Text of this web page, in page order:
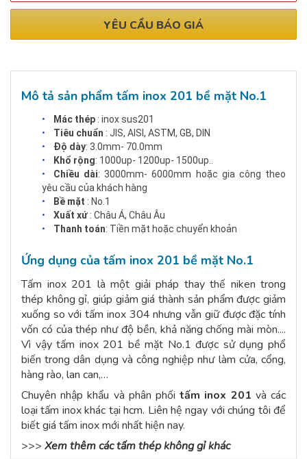
YÊU CẦU BÁO GIÁ
Mô tả sản phẩm tấm inox 201 bề mặt No.1
Mác thép : inox sus201
Tiêu chuẩn : JIS, AISI, ASTM, GB, DIN
Độ dày: 3.0mm- 70.0mm
Khổ rộng: 1000up- 1200up- 1500up..
Chiều dài: 3000mm- 6000mm hoặc gia công theo
yêu cầu của khách hàng
Bề mặt : No.1
Xuất xứ : Châu Á, Châu Âu
Thanh toán: Tiền mặt hoặc chuyển khoản
Ứng dụng của tấm inox 201 bề mặt No.1
Tấm inox 201 là một giải pháp thay thế niken trong
thép không gỉ, giúp giảm giá thành sản phẩm được giảm
xuống so với tấm inox 304 nhưng vẫn giữ được đặc tính
vốn có của thép như độ bền, khả năng chống mài mòn....
Vì vậy tấm inox 201 bề mặt No.1 được sử dụng phổ
biến trong dân dụng và công nghiệp như làm cửa, cổng,
hàng rào, lan can,…
Chuyên nhập khẩu và phân phốitấm inox 201 và các
loại tấm inox khác tại hcm. Liên hệ ngay với chúng tôi để
biết giá tấm inox mới nhất hiện nay.
>>> Xem thêm các tấm thép không gỉ khác